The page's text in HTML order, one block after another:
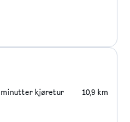
minutter kjøretur 10,9 km